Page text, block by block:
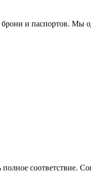
брони и паспортов. Мы
полное соответствие.